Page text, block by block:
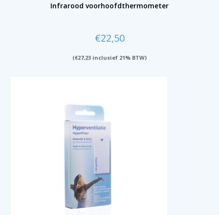
Infrarood voorhoofdthermometer
€22,50
(€27,23 inclusief 21% BTW)